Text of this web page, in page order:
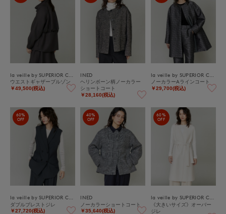
ウエストギャザーブルゾン
￥49,500(税込)
INED
ヘリンボーン柄ノーカラー
ショートコート
￥28,160(税込)
ノーカラーAラインコート
￥29,700(税込)
60%
OFF
ダブルブレストジレ
￥27,720(税込)
40%
OFF
INED
ノーカラーショートコート
￥35,640(税込)
60%
OFF
《大きいサイズ》オーバー
ジレ